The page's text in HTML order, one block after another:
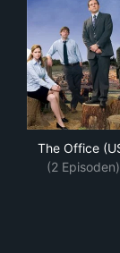
The Office
(2 Episoden)